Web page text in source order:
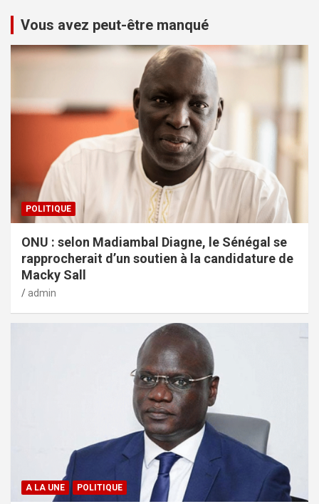
Vous avez peut-être manqué
POLITIQUE
ONU : selon Madiambal Diagne, le Sénégal se
rapprocherait d’un soutien à la candidature de
Macky Sall
admin
A LA UNE POLITIQUE